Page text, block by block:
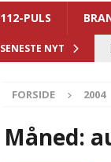
112-PULS
SENESTE NYT
FORSIDE 2004
Måned: